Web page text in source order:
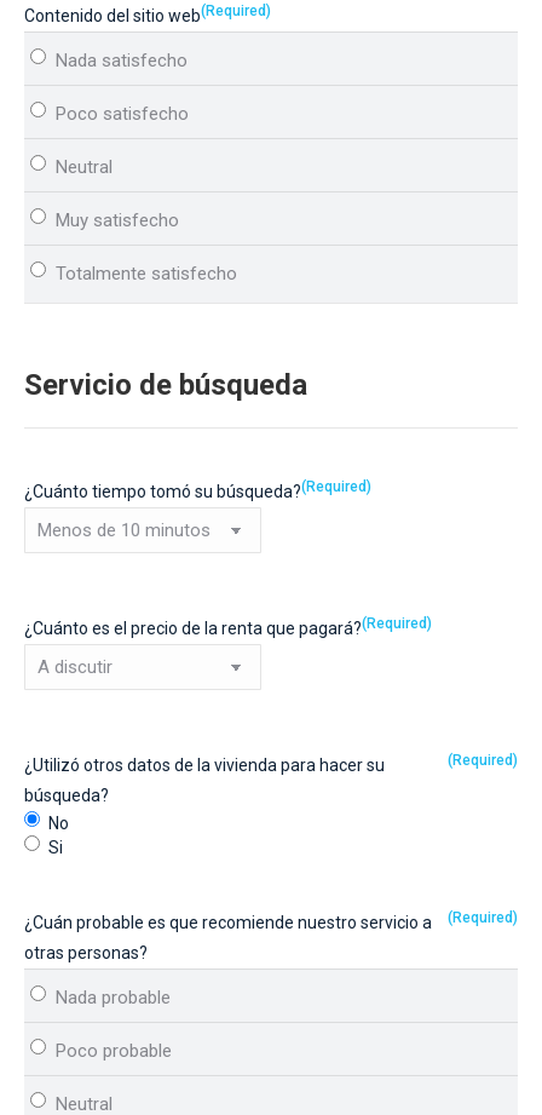
Contenido del sitio web(Required)
Servicio de búsqueda
¿Cuánto tiempo tomó su búsqueda?(Required)
¿Cuánto es el precio de la renta que pagará?(Required)
¿Utilizó otros datos de la vivienda para hacer su
búsqueda?
(Required)
No
Si
¿Cuán probable es que recomiende nuestro servicio a
otras personas?
(Required)